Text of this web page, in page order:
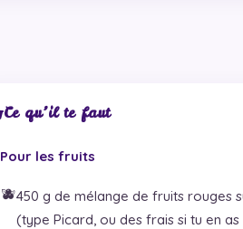
Ce qu’il te faut
Pour les fruits
🫐450 g de mélange de fruits rouges
(type Picard, ou des frais si tu en as